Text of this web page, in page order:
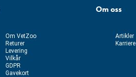
Om VetZoo
Returer
Levering
Vilkår
GDPR
Gavekort
Om oss
Artikler
Karriere